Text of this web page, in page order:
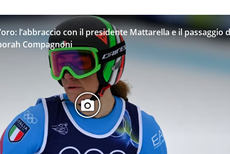
l’abbraccio con il presidente Mattarella e il passaggio
Compagnoni